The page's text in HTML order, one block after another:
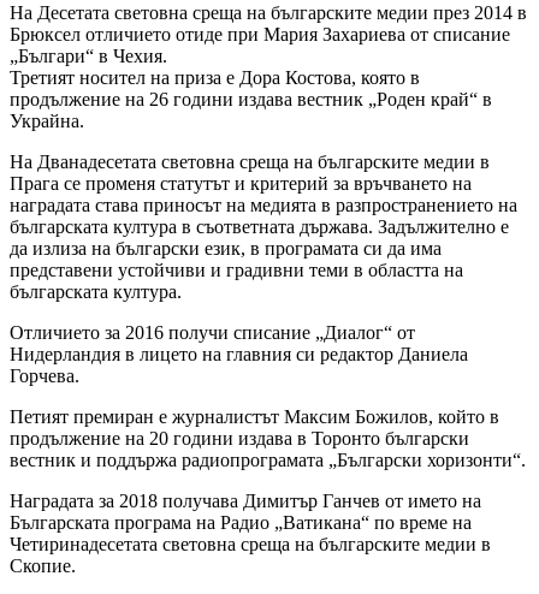
На Десетата световна среща на българските медии през 2014 в
Брюксел отличието отиде при Мария Захариева от списание
„Българи“ в Чехия.
Третият носител на приза е Дора Костова, която в
продължение на 26 години издава вестник „Роден край“ в
Украйна.
На Дванадесетата световна среща на българските медии в
Прага се променя статутът и критерий за връчването на
наградата става приносът на медията в разпространението на
българската култура в съответната държава. Задължително е
да излиза на български език, в програмата си да има
представени устойчиви и градивни теми в областта на
българската култура.
Отличието за 2016 получи списание „Диалог“ от
Нидерландия в лицето на главния си редактор Даниела
Горчева.
Петият премиран е журналистът Максим Божилов, който в
продължение на 20 години издава в Торонто български
вестник и поддържа радиопрограмата „Български хоризонти“.
Наградата за 2018 получава Димитър Ганчев от името на
Българската програма на Радио „Ватикана“ по време на
Четиринадесетата световна среща на българските медии в
Скопие.